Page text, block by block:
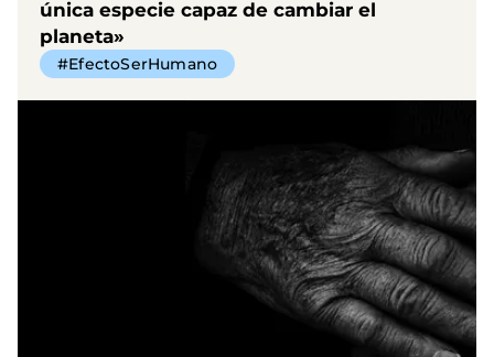
única especie capaz de cambiar el
planeta»
#EfectoSerHumano